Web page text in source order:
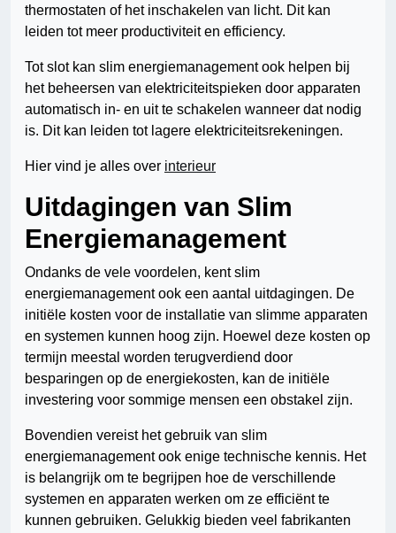
thermostaten of het inschakelen van licht. Dit kan
leiden tot meer productiviteit en efficiency.
Tot slot kan slim energiemanagement ook helpen bij
het beheersen van elektriciteitspieken door apparaten
automatisch in- en uit te schakelen wanneer dat nodig
is. Dit kan leiden tot lagere elektriciteitsrekeningen.
Hier vind je alles over interieur
Uitdagingen van Slim
Energiemanagement
Ondanks de vele voordelen, kent slim
energiemanagement ook een aantal uitdagingen. De
initiële kosten voor de installatie van slimme apparaten
en systemen kunnen hoog zijn. Hoewel deze kosten op
termijn meestal worden terugverdiend door
besparingen op de energiekosten, kan de initiële
investering voor sommige mensen een obstakel zijn.
Bovendien vereist het gebruik van slim
energiemanagement ook enige technische kennis. Het
is belangrijk om te begrijpen hoe de verschillende
systemen en apparaten werken om ze efficiënt te
kunnen gebruiken. Gelukkig bieden veel fabrikanten